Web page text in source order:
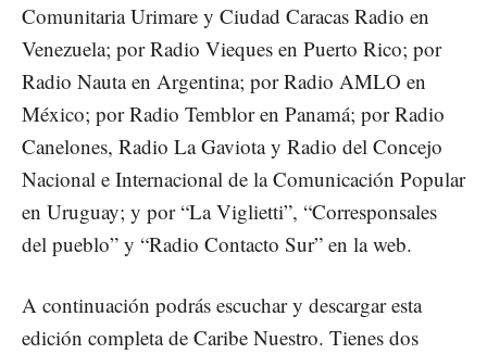
Comunitaria Urimare y Ciudad Caracas Radio en
Venezuela; por Radio Vieques en Puerto Rico; por
Radio Nauta en Argentina; por Radio AMLO en
México; por Radio Temblor en Panamá; por Radio
Canelones, Radio La Gaviota y Radio del Concejo
Nacional e Internacional de la Comunicación Popular
en Uruguay; y por “La Viglietti”, “Corresponsales
del pueblo” y “Radio Contacto Sur” en la web.
A continuación podrás escuchar y descargar esta
edición completa de Caribe Nuestro. Tienes dos